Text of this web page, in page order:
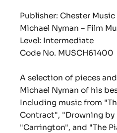
Publisher: Chester Music
Michael Nyman – Film
Level: Intermediate
Code No. MUSCH61400
A selection of pieces
Michael Nyman of his
Including music from
Contract", "Drowning by
"Carrington", and "The